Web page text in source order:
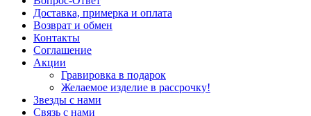
Доставка, примерка и оплата
Возврат и обмен
Контакты
Соглашение
Акции
Гравировка в подарок
Желаемое изделие в рассрочку!
Звезды с нами
Связь с нами